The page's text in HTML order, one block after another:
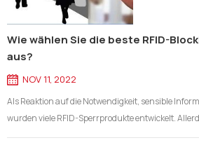
Wie wählen Sie die beste RFID-
aus?
NOV 11, 2022
Als Reaktion auf die Notwendigkeit, sensible
wurden viele RFID-Sperrprodukte entwickelt.
Blockierungstechnologie sind gleich